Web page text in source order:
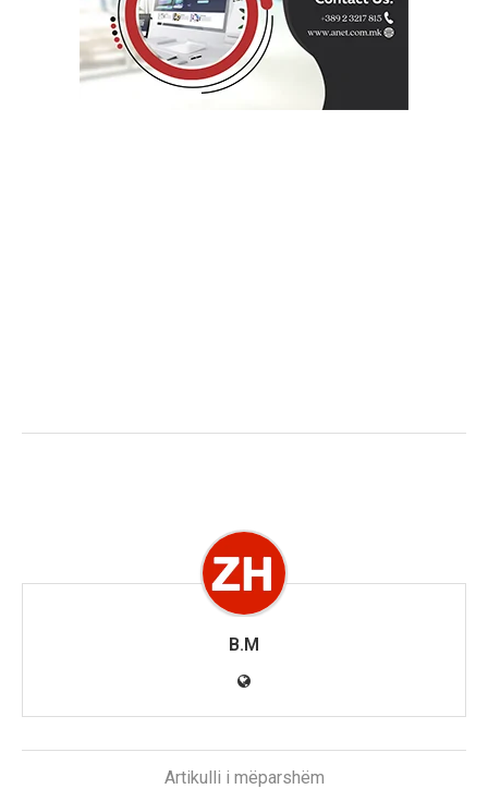
B.M
Artikulli i mëparshëm